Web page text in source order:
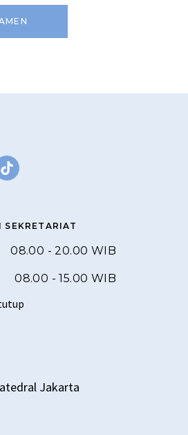
SEKRETARIAT
08.00 - 20.00 WIB
08.00 - 15.00 WIB
Jakarta